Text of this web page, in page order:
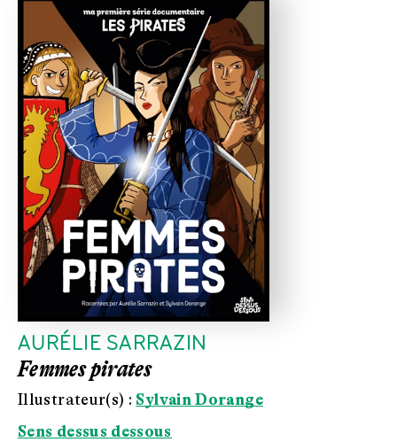
AURÉLIE SARRAZIN
Femmes pirates
Illustrateur(s) : Sylvain Dorange
Sens dessus dessous